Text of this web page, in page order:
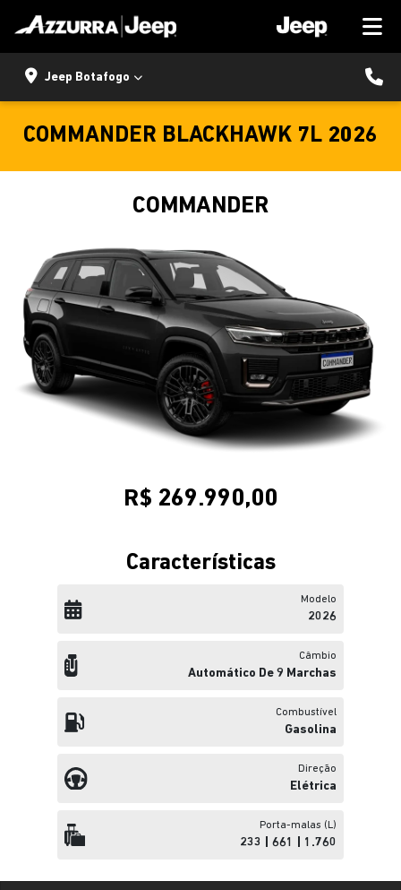
Jeep Botafogo
COMMANDER BLACKHAWK 7L 2026
COMMANDER
R$ 269.990,00
Características
Modelo
2026
Câmbio
Automático De 9 Marchas
Combustível
Gasolina
Direção
Elétrica
Porta-malas (L)
233 | 661 | 1.760